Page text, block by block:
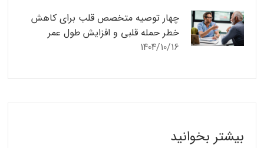
چهار توصیه متخصص قلب برای کاهش
خطر حمله قلبی و افزایش طول عمر
1404/10/16
بیشتر بخوانید